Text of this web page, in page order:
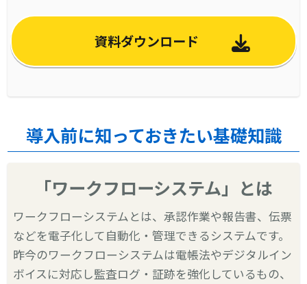
資料ダウンロード
導入前に知っておきたい基礎知識
「ワークフローシステム」とは
ワークフローシステムとは、承認作業や報告書、伝票
などを電子化して自動化・管理できるシステムです。
昨今のワークフローシステムは電帳法やデジタルイン
ボイスに対応し監査ログ・証跡を強化しているもの、